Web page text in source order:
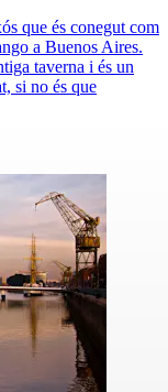
que és conegut com
a Buenos Aires.
taverna i és un
si no és que